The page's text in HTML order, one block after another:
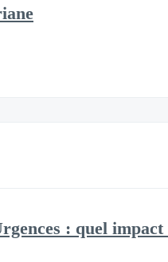
: quel